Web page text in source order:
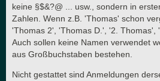
keine §$&?@ ... usw., sondern in
Zahlen. Wenn z.B. 'Thomas' schon
'Thomas 2', 'Thomas D.', '2. Thomas',
Auch sollen keine Namen verwendet
aus Großbuchstaben bestehen.
Nicht gestattet sind Anmeldungen